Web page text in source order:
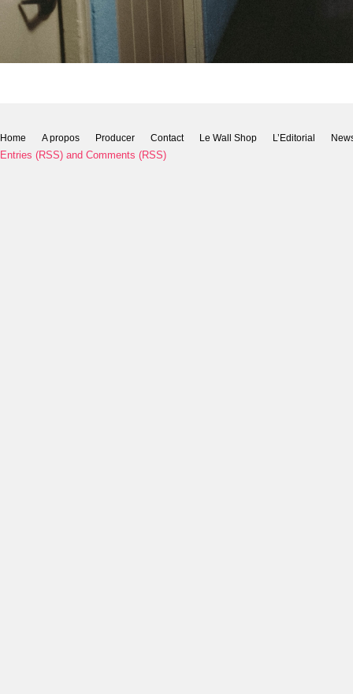
Home A propos Producer Contact Le Wall Shop L’Editorial
Entries (RSS) and Comments (RSS)